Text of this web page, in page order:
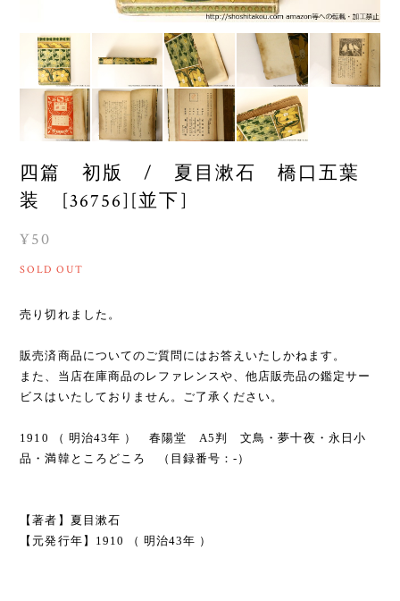
四篇 初版 / 夏目漱石 橋口五葉
装 [36756][並下]
¥50
SOLD OUT
売り切れました。
販売済商品についてのご質問にはお答えいたしかねます。
また、当店在庫商品のレファレンスや、他店販売品の鑑定サー
ビスはいたしておりません。ご了承ください。
1910 （ 明治43年 ） 春陽堂 A5判 文鳥・夢十夜・永日小
品・満韓ところどころ （目録番号：-）
【著者】夏目漱石
【元発行年】1910 （ 明治43年 ）